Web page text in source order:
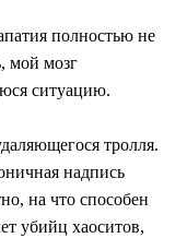
полностью не
мой мозг
ситуацию.
тролля.
надпись
на что способен
убийц хаоситов,